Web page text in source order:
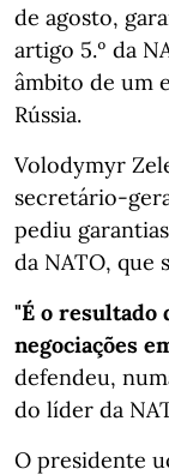
de agosto,
artigo 5.º da
âmbito de um
Rússia.
Volodymyr
secretário-
pediu
da NATO, que
"É o resultado
negociações
defendeu,
do líder da
O presidente